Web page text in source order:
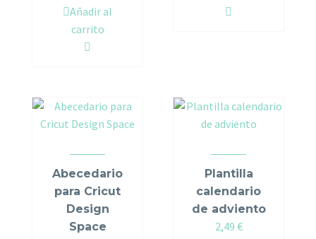
was:
17,94 €.
is:
12,99 €.
Añadir al
carrito
Abecedario
para Cricut
Design
Space
Plantilla
calendario
de adviento
2,49 €